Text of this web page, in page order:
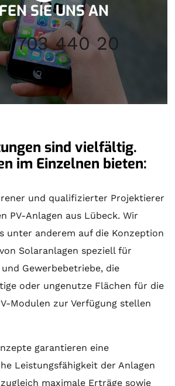
SIE UNS AN
703 440 20
sind vielfältig.
im Einzelnen bieten:
und qualifizierter Projektierer
PV-Anlagen aus Lübeck. Wir
unter anderem auf die Konzeption
Solaranlagen speziell für
Gewerbebetriebe, die
oder ungenutze Flächen für die
Modulen zur Verfügung stellen
garantieren eine
Leistungsfähigkeit der Anlagen
maximale Erträge sowie